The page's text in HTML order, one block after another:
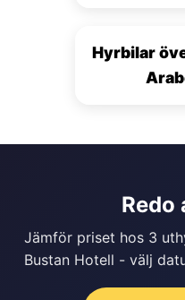
Hyrbilar
Redo
Jämför priset hos 3
Bustan Hotell - välj